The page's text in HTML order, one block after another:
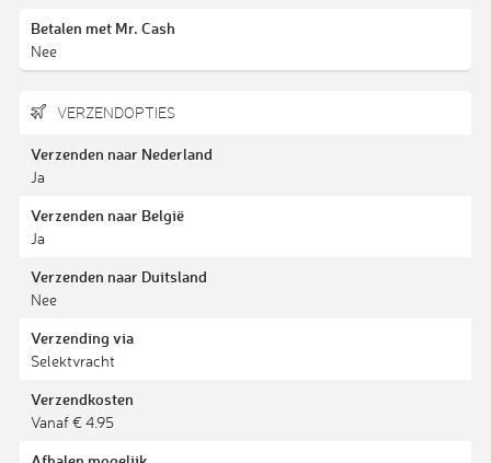
Betalen met Mr. Cash
Nee
VERZENDOPTIES
Verzenden naar Nederland
Ja
Verzenden naar België
Ja
Verzenden naar Duitsland
Nee
Verzending via
Selektvracht
Verzendkosten
Vanaf € 4.95